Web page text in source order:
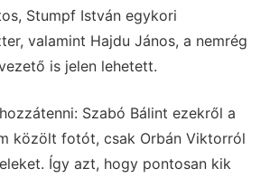
Stumpf István egykori
valamint Hajdu János, a nemrég
is jelen lehetett.
Szabó Bálint ezekről a
közölt fotót, csak Orbán Viktorról
Így azt, hogy pontosan kik